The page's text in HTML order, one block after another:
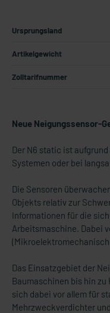
Ursprungsland
Artikelgewicht
Zolltarifnummer
Neue Neigungssensor-
Der N6 static ist
Systemen oder bei
Die Sensoren
Objekts relativ zur
Informationen für die
Arbeitsmaschine. Dabei
Das Einsatzgebiet der
Baumaschinen bis hin
sich dabei vor allem für
Mehrzweckverdichter